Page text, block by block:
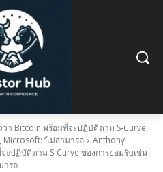
ว่า Bitcoin พร้อมที่จะปฏิบัติตาม S-Curve
‘ไม่สามารถ
Anthony
ะปฏิบัติตาม S-Curve ของการยอมรับเช่น
ารถ